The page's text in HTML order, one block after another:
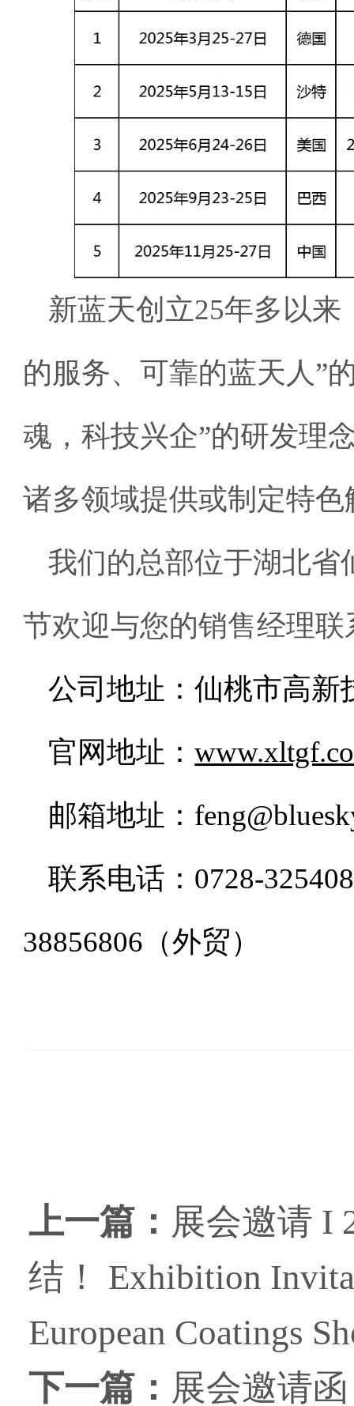
新蓝天创立25年多以
的服务、可靠的蓝天人”
魂，科技兴企”的研发理
诸多领域提供或制定特
我们的总部位于湖北省
节欢迎与您的销售经理联
公司地址：仙桃市高新
官网地址：
邮箱地址：
联系电话：0728-
38856806（外贸）
上一篇： 展会邀请 I
结！ Exhibition
European Coatings
下一篇： 展会邀请